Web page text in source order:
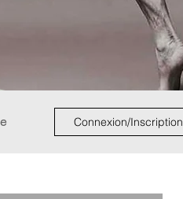
Connexion/Inscription